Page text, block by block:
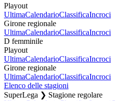
Playout
UltimaCalendarioClassificaIncroci
Girone regionale
UltimaCalendarioClassificaIncroci
D femminile
Playout
UltimaCalendarioClassificaIncroci
Girone regionale
UltimaCalendarioClassificaIncroci
Elenco delle stagioni
SuperLega ❯ Stagione regolare